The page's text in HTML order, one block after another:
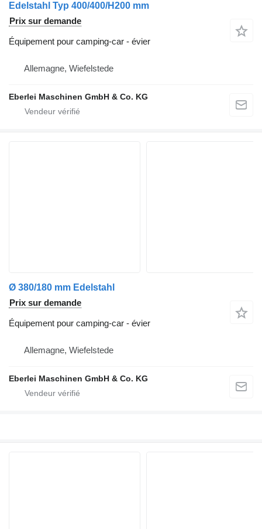
Edelstahl Typ 400/400/H200 mm
Prix sur demande
Équipement pour camping-car - évier
Allemagne, Wiefelstede
Eberlei Maschinen GmbH & Co. KG
Ø 380/180 mm Edelstahl
Prix sur demande
Équipement pour camping-car - évier
Allemagne, Wiefelstede
Eberlei Maschinen GmbH & Co. KG